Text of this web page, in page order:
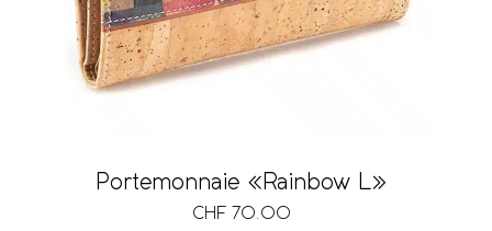
Portemonnaie «Rainbow L»
CHF 70.00